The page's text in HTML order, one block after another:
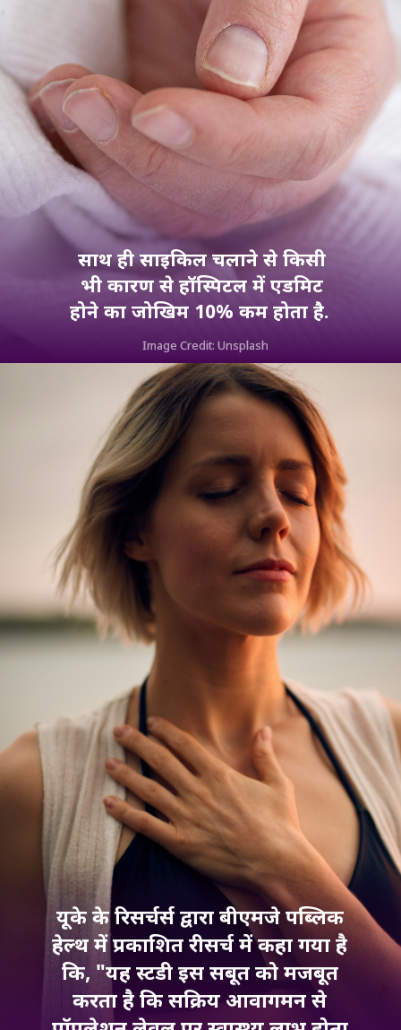
साथ ही साइकिल चलाने से किसी
भी कारण से हॉस्पिटल में एडमिट
होने का जोखिम 10% कम होता है.
Image Credit: Unsplash
यूके के रिसर्चर्स द्वारा बीएमजे पब्लिक
हेल्थ में प्रकाशित रीसर्च में कहा गया है
कि, "यह स्टडी इस सबूत को मजबूत
करता है कि सक्रिय आवागमन से